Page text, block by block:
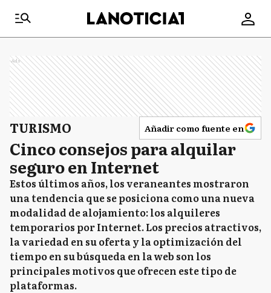
Ads
TURISMO Añadir como fuente en
Cinco consejos para alquilar
seguro en Internet
Estos últimos años, los veraneantes mostraron
una tendencia que se posiciona como una nueva
modalidad de alojamiento: los alquileres
temporarios por Internet. Los precios atractivos,
la variedad en su oferta y la optimización del
tiempo en su búsqueda en la web son los
principales motivos que ofrecen este tipo de
plataformas.